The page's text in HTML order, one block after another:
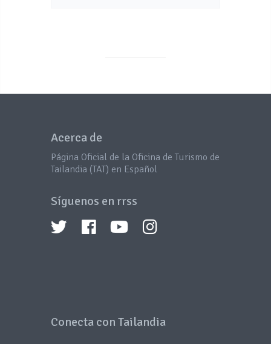
Acerca de
Página Oficial de la Oficina de Turismo de
Tailandia (TAT) en Español
Síguenos en rrss
Conecta con Tailandia